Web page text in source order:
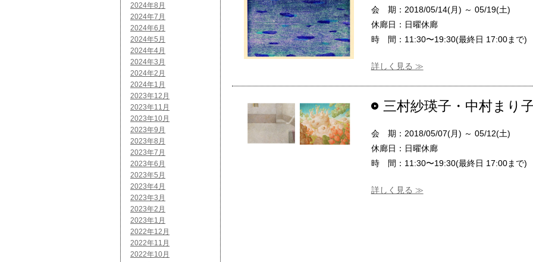
会 期：2018/05/14(月) ～ 05/19(土)
休廊日：日曜休廊
時 間：11:30〜19:30(最終日 17:00まで)
詳しく見る ≫
三村紗瑛子・中村まり
会 期：2018/05/07(月) ～ 05/12(土)
休廊日：日曜休廊
時 間：11:30〜19:30(最終日 17:00まで)
詳しく見る ≫
2024年8月
2024年7月
2024年6月
2024年5月
2024年4月
2024年3月
2024年2月
2024年1月
2023年12月
2023年11月
2023年10月
2023年9月
2023年8月
2023年7月
2023年6月
2023年5月
2023年4月
2023年3月
2023年2月
2023年1月
2022年12月
2022年11月
2022年10月